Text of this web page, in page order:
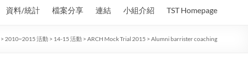
資料/統計 檔案分享 連結 小組介紹 TST Homepage
> 2010~2015 活動 > 14-15 活動 > ARCH Mock Trial 2015 > Alumni barrister coaching